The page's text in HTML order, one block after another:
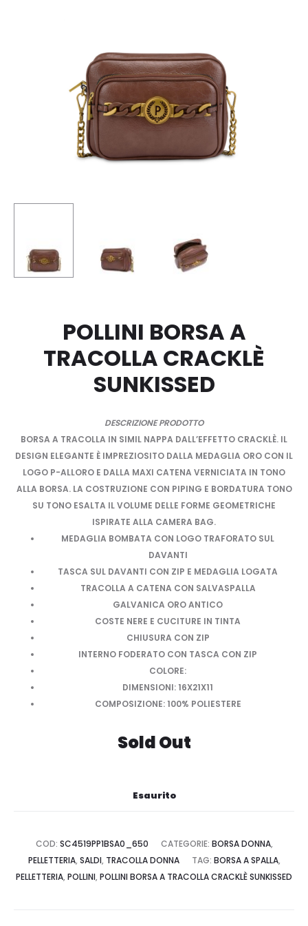
POLLINI BORSA A
TRACOLLA CRACKLÈ
SUNKISSED
DESCRIZIONE PRODOTTO
BORSA A TRACOLLA IN SIMIL NAPPA DALL’EFFETTO CRACKLÈ. IL
DESIGN ELEGANTE È IMPREZIOSITO DALLA MEDAGLIA ORO CON IL
LOGO P-ALLORO E DALLA MAXI CATENA VERNICIATA IN TONO
ALLA BORSA. LA COSTRUZIONE CON PIPING E BORDATURA TONO
SU TONO ESALTA IL VOLUME DELLE FORME GEOMETRICHE
ISPIRATE ALLA CAMERA BAG.
MEDAGLIA BOMBATA CON LOGO TRAFORATO SUL
DAVANTI
TASCA SUL DAVANTI CON ZIP E MEDAGLIA LOGATA
TRACOLLA A CATENA CON SALVASPALLA
GALVANICA ORO ANTICO
COSTE NERE E CUCITURE IN TINTA
CHIUSURA CON ZIP
INTERNO FODERATO CON TASCA CON ZIP
COLORE:
DIMENSIONI: 16X21X11
COMPOSIZIONE:100% POLIESTERE
Sold Out
Esaurito
COD: SC4519PP1BSA0_650 CATEGORIE: BORSA DONNA,
PELLETTERIA, SALDI, TRACOLLA DONNA TAG: BORSA A SPALLA,
PELLETTERIA, POLLINI, POLLINI BORSA A TRACOLLA CRACKLÈ SUNKISSED